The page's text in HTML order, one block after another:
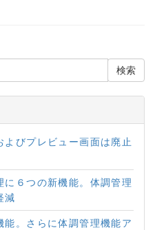
よびプレビュー画面は廃止
に６つの新機能。体調管理
減
能。さらに体調管理機能ア